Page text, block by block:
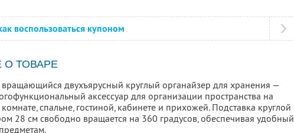
воспользоваться купоном
О ТОВАРЕ
двухъярусный круглый органайзер для хранения —
аксессуар для организации пространства на
спальне, гостиной, кабинете и прихожей. Подставка круглой
28 см свободно вращается на 360 градусов, обеспечивая удобный